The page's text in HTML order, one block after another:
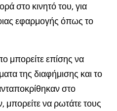
στο κινητό του, για
εφαρμογής όπως το
μπορείτε επίσης να
της διαφήμισης και το
στο
να ρωτάτε τους